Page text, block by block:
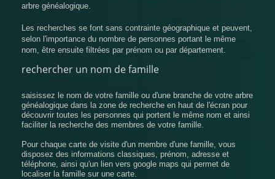
arbre généalogique.
Les recherches se font sans contrainte géographique et peuvent,
selon l'importance du nombre de personnes portant le même
nom, être ensuite filtrées par prénom ou par département.
rechercher un nom de famille
saisissez le nom de votre famille ou d'une branche de votre arbre
généalogique dans la zone de recherche en haut de l'écran pour
découvrir toutes les personnes qui portent le même nom et ainsi
faciliter la recherche des membres de votre famille.
Pour chaque carte de visite d'un membre d'une famille, vous
disposez des informations classiques, prénom, adresse et
téléphone, ainsi qu'un lien vers google maps qui permet de
localiser la famille sur une carte.